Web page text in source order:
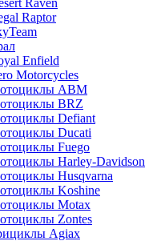
Raven
Raptor
Enfield
Motorcycles
ABM
BRZ
Defiant
Ducati
Fuego
Harley-Davidson
Husqvarna
Koshine
Motax
Zontes
Agiax